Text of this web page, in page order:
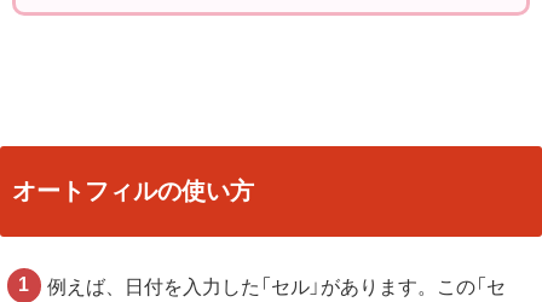
オートフィルの使い方
例えば、日付を入力した「セル」があります。この「セ